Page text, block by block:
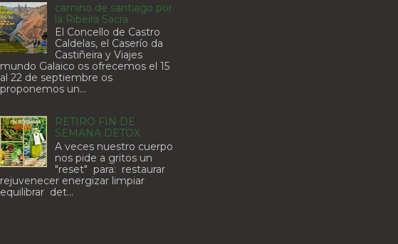
camino de santiago por
la Ribeira Sacra
El Concello de Castro
Caldelas, el Caserío da
Castiñeira y Viajes
mundo Galaico os ofrecemos el 15
al 22 de septiembre os
proponemos un...
RETIRO FIN DE
SEMANA DETOX
A veces nuestro cuerpo
nos pide a gritos un
"reset" para: restaurar
rejuvenecer energizar limpiar
equilibrar det...